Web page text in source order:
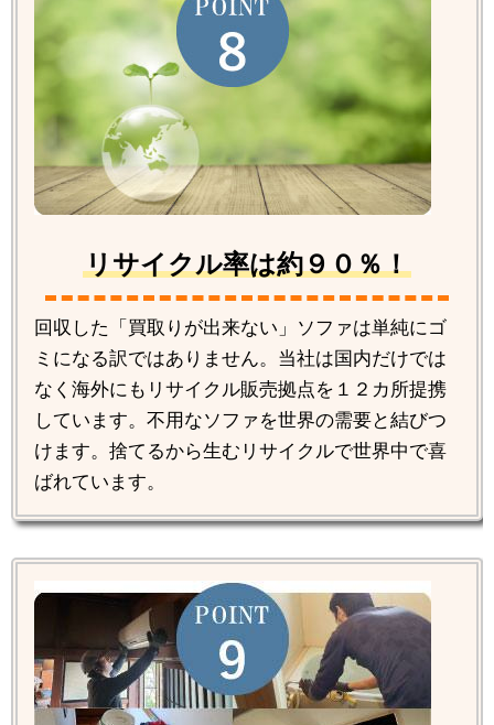
リサイクル率は約９０％！
回収した「買取りが出来ない」ソファは単純にゴ
ミになる訳ではありません。当社は国内だけでは
なく海外にもリサイクル販売拠点を１２カ所提携
しています。不用なソファを世界の需要と結びつ
けます。捨てるから生むリサイクルで世界中で喜
ばれています。